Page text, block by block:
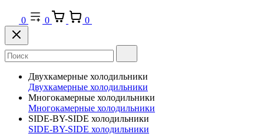
0 0 0
Двухкамерные холодильники
Двухкамерные холодильники
Многокамерные холодильники
Многокамерные холодильники
SIDE-BY-SIDE холодильники
SIDE-BY-SIDE холодильники